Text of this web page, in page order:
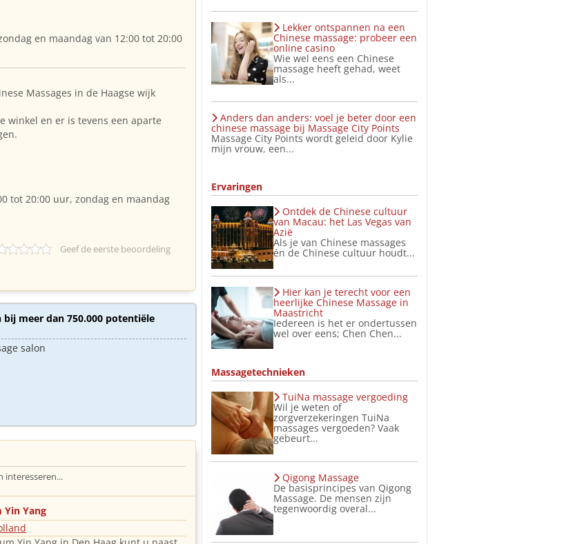
en maandag van 12:00 tot 20:00
Massages in de Haagse wijk
winkel en er is tevens een aparte
tot 20:00 uur, zondag en maandag
Geef de eerste beoordeling
bij meer dan 750.000 potentiële
salon
interesseren...
Yin Yang
Lekker ontspannen na een
Chinese massage: probeer een
online casino
Wie wel eens een Chinese
massage heeft gehad, weet
als...
Anders dan anders: voel je beter door een
chinese massage bij Massage City Points
Massage City Points wordt geleid door Kylie
mijn vrouw, een...
Ervaringen
Ontdek de Chinese cultuur
van Macau: het Las Vegas van
Azië
Als je van Chinese massages
én de Chinese cultuur houdt...
Hier kan je terecht voor een
heerlijke Chinese Massage in
Maastricht
Iedereen is het er ondertussen
wel over eens; Chen Chen...
Massagetechnieken
TuiNa massage vergoeding
Wil je weten of
zorgverzekeringen TuiNa
massages vergoeden? Vaak
gebeurt...
Qigong Massage
De basisprincipes van Qigong
Massage. De mensen zijn
tegenwoordig overal...